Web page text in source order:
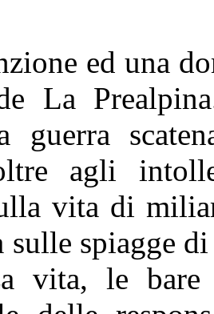
ed una
La
guerra
agli
vita di
sulle spiagge
vita, le